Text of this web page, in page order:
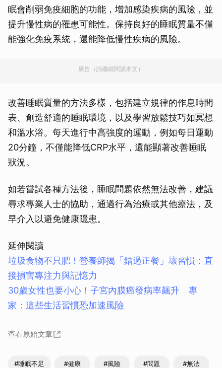
眠會削弱免疫細胞的功能，增加感染疾病的風險，並
提升慢性病的罹患可能性。保持良好的睡眠質量不僅
能強化免疫系統，還能降低慢性疾病的風險。
廣告（請繼續閱讀本文）
改善睡眠質量的方法多樣，包括建立規律的作息時間
表、創造舒適的睡眠環境，以及學習放鬆技巧如冥想
和溫水浴。每天進行中高強度的運動，例如每日運動
20分鐘，不僅能降低CRP水平，還能顯著改善睡眠
狀況。
如若嘗試各種方法後，睡眠問題依然無法改善，建議
尋求專業人士的協助，通過行為治療或其他療法，及
早介入以避免健康隱患。
延伸閱讀
垃圾食物不只肥！營養師揭「錯過正餐」壞習慣：直
接損害專注力與記憶力
30歲女性也要小心！子宮內膜癌發病率飆升 專
家：這些生活習慣恐加速風險
查看原始文章
#睡眠不足 #健康 #風險 #問題 #無法